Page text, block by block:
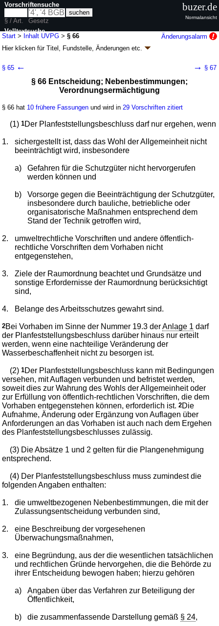
Start > Inhalt UVPG >§ 66
Änderungsalarm
Hier klicken fürTitel, Fundstelle, Änderungen etc.
Umweltverträglichkeitsprüfung (UVPG)
neugefasst durch B. v. 18.03.2021BGBl. I S. 540; zuletzt geändert durch
G. v. 22.07.2026BGBl. 2026 I Nr. 224
63 weitere Fassungen | Drucksachen / Entwurf / Begründung
wird in 379 Vorschriften zitiert
1 Nummer 19)
§ 65 ← → § 67
§ 66 Entscheidung; Nebenbestimmungen;
Verordnungsermächtigung
§ 66 hat 10 frühere Fassungen und wird in 29 Vorschriften zitiert
(1)1Der Planfeststellungsbeschluss darf nur ergehen, wenn
1.
sichergestellt ist, dass das Wohl der Allgemeinheit nicht
beeinträchtigt wird, insbesondere
a)
Gefahren für die Schutzgüter nicht hervorgerufen
werden können und
b)
Vorsorge gegen die Beeinträchtigung der Schutzgüter,
insbesondere durch bauliche, betriebliche oder
organisatorische Maßnahmen entsprechend dem
Stand der Technik getroffen wird,
2.
umweltrechtliche Vorschriften und andere öffentlich-
rechtliche Vorschriften dem Vorhaben nicht
entgegenstehen,
3.
Ziele der Raumordnung beachtet und Grundsätze und
sonstige Erfordernisse der Raumordnung berücksichtigt
sind,
4. Belange des Arbeitsschutzes gewahrt sind.
2Bei Vorhaben im Sinne der Nummer 19.3 derAnlage 1 darf
der Planfeststellungsbeschluss darüber hinaus nur erteilt
werden, wenn eine nachteilige Veränderung der
Wasserbeschaffenheit nicht zu besorgen ist.
(2)1Der Planfeststellungsbeschluss kann mit Bedingungen
versehen, mit Auflagen verbunden und befristet werden,
soweit dies zur Wahrung des Wohls der Allgemeinheit oder
zur Erfüllung von öffentlich-rechtlichen Vorschriften, die dem
Vorhaben entgegenstehen können, erforderlich ist.2Die
Aufnahme, Änderung oder Ergänzung von Auflagen über
Anforderungen an das Vorhaben ist auch nach dem Ergehen
des Planfeststellungsbeschlusses zulässig.
(3) Die Absätze 1 und 2 gelten für die Plangenehmigung
entsprechend.
(4) Der Planfeststellungsbeschluss muss zumindest die
folgenden Angaben enthalten:
1.
die umweltbezogenen Nebenbestimmungen, die mit der
Zulassungsentscheidung verbunden sind,
2.
eine Beschreibung der vorgesehenen
Überwachungsmaßnahmen,
3.
eine Begründung, aus der die wesentlichen tatsächlichen
und rechtlichen Gründe hervorgehen, die die Behörde zu
ihrer Entscheidung bewogen haben; hierzu gehören
a)
Angaben über das Verfahren zur Beteiligung der
Öffentlichkeit,
b) die zusammenfassende Darstellung gemäß § 24,
Vorschriftensuche
§ / Art.
Gesetz
Volltextsuche
nur in UVPG
buzer.de
Normalansicht